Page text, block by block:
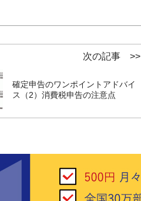
次の記事 >>
確定申告のワンポイントアドバイ
ス（2）消費税申告の注意点